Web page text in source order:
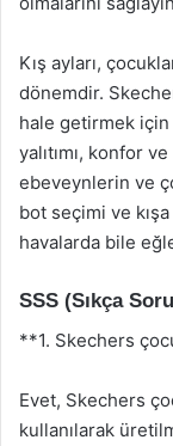
Kış ayları,
dönemdir.
hale getirmek için
yalıtımı, konfor
ebeveynlerin ve
bot seçimi ve
havalarda bile
SSS (Sıkça
**1. Skechers
Evet, Skechers
kullanılarak